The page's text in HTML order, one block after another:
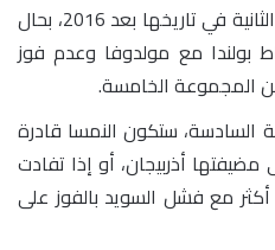
واقتربت ألبانيا من التأهل للمرة الثانية في تاريخها بعد 2016، بحال
بولندا مع مولدوفا وعدم فوز
المجموعة الخامسة.
السادسة، ستكون النمسا قادرة
أذربيجان، أو إذا تفادت
مع فشل السويد بالفوز على